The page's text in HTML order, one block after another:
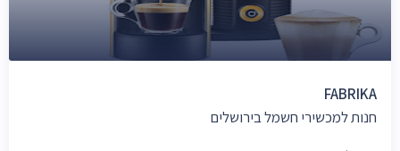
FABRIKA
חנות למכשירי חשמל בירושלים